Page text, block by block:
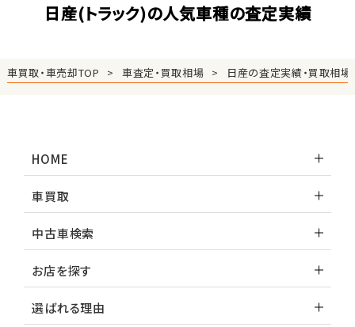
日産(トラック)の人気車種の査定実績
車買取・車売却TOP 車査定・買取相場 日産の査定実績・買取相場
HOME
車買取
中古車検索
お店を探す
選ばれる理由